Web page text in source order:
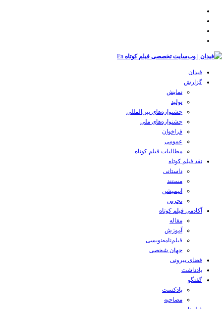
En
فیدان
گزارش
نمایش
تولید
‌‌جشنواره‌های بین‌المللی
جشنواره‌های ملی
فراخوان
عمومی
مطالبات فیلم کوتاه
نقد فیلم کوتاه
داستانی
مستند
انیمیشن
تجربی
آکادمی فیلم کوتاه
مقاله
آموزش
فیلم‌نامه‌نویسی
جهان شخصی
فضای بیرونی
یادداشت
گفتگو
پادکست
مصاحبه